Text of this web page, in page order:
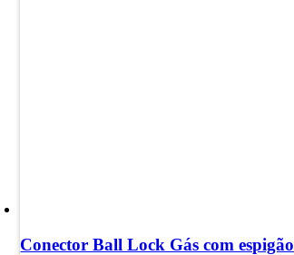
Conector Ball Lock Gás com espigão